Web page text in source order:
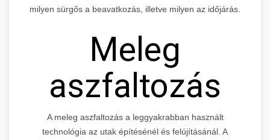
milyen sürgős a beavatkozás, illetve milyen az időjárás.
Meleg
aszfaltozás
A meleg aszfaltozás a leggyakrabban használt
technológia az utak építésénél és felújításánál. A